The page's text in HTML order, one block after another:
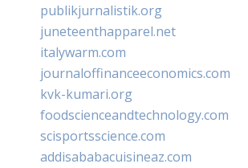
publikjurnalistik.org
juneteenthapparel.net
italywarm.com
journaloffinanceeconomics.com
kvk-kumari.org
foodscienceandtechnology.com
scisportsscience.com
addisababacuisineaz.com